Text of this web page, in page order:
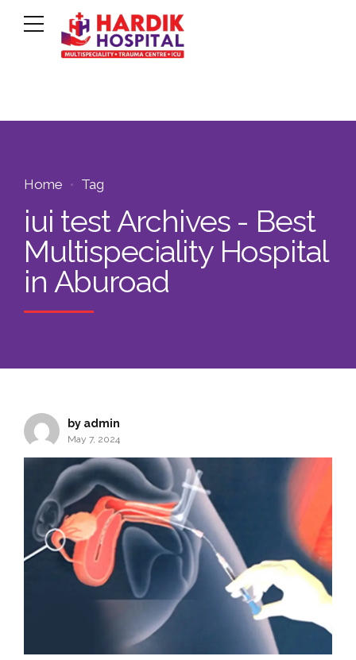
Home Tag
iui test Archives - Best
Multispeciality Hospital
in Aburoad
by admin
May 7, 2024